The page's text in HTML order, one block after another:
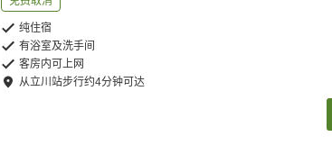
纯住宿
有浴室及洗手间
客房内可上网
从立川站步行约4分钟可达